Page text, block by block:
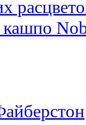
кашпо